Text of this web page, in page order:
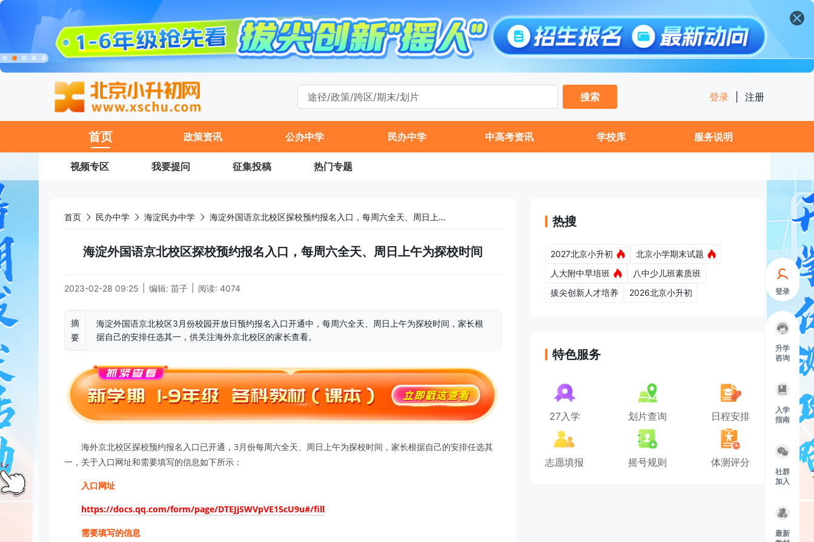
登录
升学
咨询
入学
指南
社群
加入
最新
搜索
登录 注册
首页 政策资讯 公办中学 民办中学 中高考资讯 学校库 服务说明
视频专区 我要提问 征集投稿 热门专题
首页 民办中学 海淀民办中学 海淀外国语京北校区探校预约报名入口，每周六全天、周日上午为探校时间
海淀外国语京北校区探校预约报名入口，每周六全天、周日上午为探校时间
2023-02-28 09:25 编辑: 苗子 阅读: 4074
摘
要
海淀外国语京北校区3月份校园开放日预约报名入口开通中，每周六全天、周日上午为探校时间，家长根
据自己的安排任选其一，供关注海外京北校区的家长查看。
海外京北校区探校预约报名入口已开通，3月份每周六全天、周日上午为探校时间，家长根据自己的安排任选其
一，关于入口网址和需要填写的信息如下所示：
入口网址
https://docs.qq.com/form/page/DTEJjSWVpVE15cU9u#/fill
需要填写的信息
热搜
2027北京小升初
北京小学期末试题
人大附中早培班
八中少儿班素质班
拔尖创新人才培养
2026北京小升初
特色服务
27入学 划片查询 日程安排
志愿填报 摇号规则 体测评分